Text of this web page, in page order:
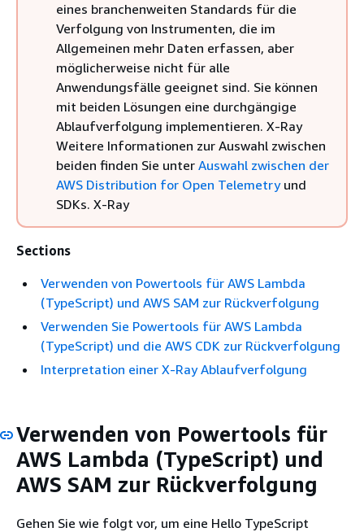
eines branchenweiten Standards für die
Verfolgung von Instrumenten, die im
Allgemeinen mehr Daten erfassen, aber
möglicherweise nicht für alle
Anwendungsfälle geeignet sind. Sie können
mit beiden Lösungen eine durchgängige
Ablaufverfolgung implementieren. X-Ray
Weitere Informationen zur Auswahl zwischen
beiden finden Sie unter Auswahl zwischen der
AWS Distribution for Open Telemetryund
SDKs. X-Ray
Sections
Verwenden von Powertools für AWS Lambda
(TypeScript) und AWS SAM zur Rückverfolgung
Verwenden Sie Powertools für AWS Lambda
(TypeScript) und die AWS CDK zur Rückverfolgung
Interpretation einer X-Ray Ablaufverfolgung
Verwenden von Powertools für
AWS Lambda (TypeScript) und
AWS SAM zur Rückverfolgung
Gehen Sie wie folgt vor, um eine Hello TypeScript